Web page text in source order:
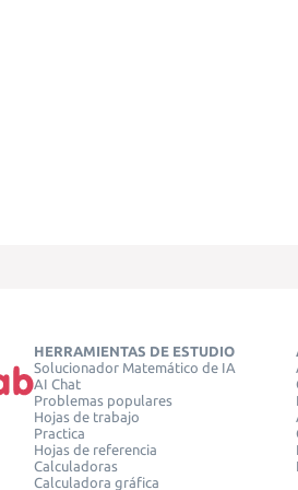
HERRAMIENTAS DE ESTUDIO
Solucionador Matemático de IA
AI Chat
Problemas populares
Hojas de trabajo
Practica
Hojas de referencia
Calculadoras
Calculadora gráfica